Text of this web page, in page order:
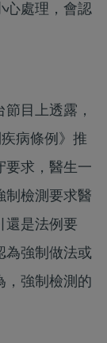
心處理，會認
目上透露，
病條例》推
要求，醫生一
制檢測要求醫
還是法例要
為強制做法或
，強制檢測的